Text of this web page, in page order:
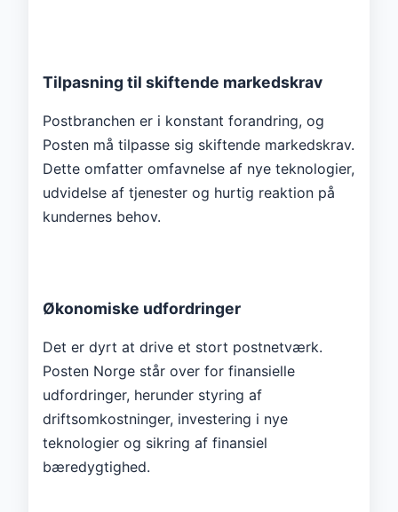
Tilpasning til skiftende markedskrav
Postbranchen er i konstant forandring, og
Posten må tilpasse sig skiftende markedskrav.
Dette omfatter omfavnelse af nye teknologier,
udvidelse af tjenester og hurtig reaktion på
kundernes behov.
Økonomiske udfordringer
Det er dyrt at drive et stort postnetværk.
Posten Norge står over for finansielle
udfordringer, herunder styring af
driftsomkostninger, investering i nye
teknologier og sikring af finansiel
bæredygtighed.